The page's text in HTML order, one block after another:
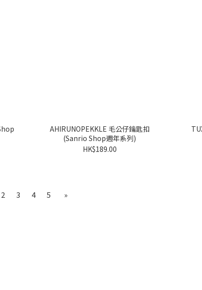
AHIRUNOPEKKLE 毛公仔鑰匙扣
(Sanrio Shop週年系列)
HK$189.00
2 3 4 5 »